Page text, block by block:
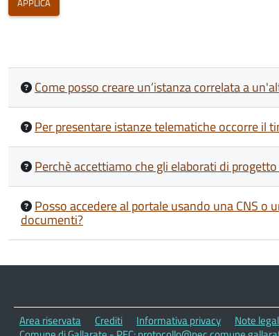
Come posso creare un’istanza correlata a
Per presentare istanze telematiche occorre il
Perchè accettiamo che gli elaborati di
Posso accedere al portale usando una CNS o
documenti?
Area riservata Crediti Informativa privacy Note